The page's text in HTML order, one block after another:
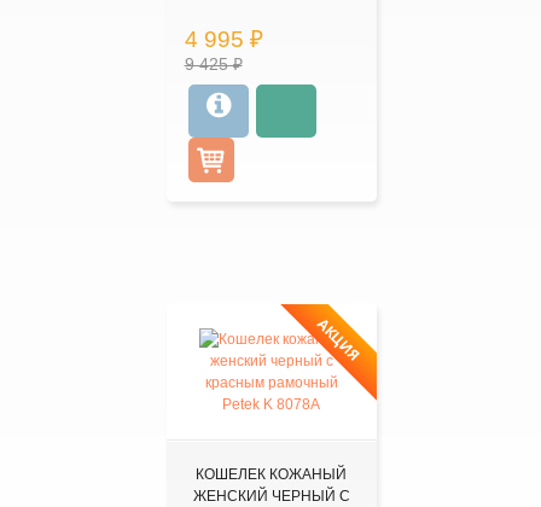
4 995 ₽
9 425 ₽
АКЦИЯ
КОШЕЛЕК КОЖАНЫЙ
ЖЕНСКИЙ ЧЕРНЫЙ С